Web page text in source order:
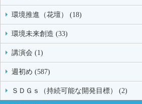
環境推進（花壇） (18)
環境未来創造 (33)
講演会 (1)
週初め (587)
ＳＤＧｓ（持続可能な開発目標） (2)